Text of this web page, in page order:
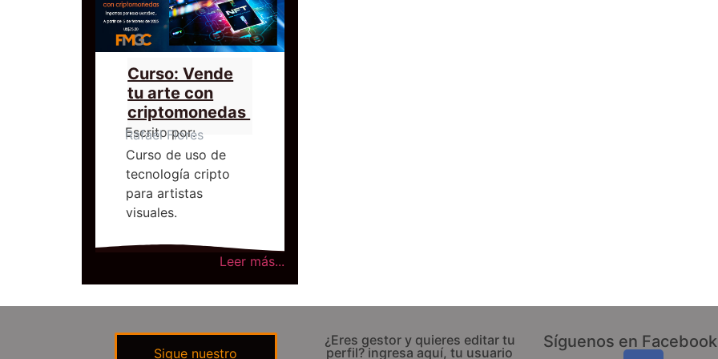
Curso: Vende
tu arte con
criptomonedas
Escrito por:
Rafael Flores
Curso de uso de
tecnología cripto
para artistas
visuales.
Leer más...
Sigue nuestro
¿Eres gestor y quieres editar tu
perfil? ingresa aquí, tu usuario
Síguenos en